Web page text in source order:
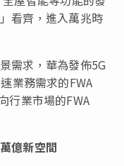
」 看齊，進入萬兆時
需求，華為發佈5G
業務需求的FWA
行業市場的FWA
億新空間